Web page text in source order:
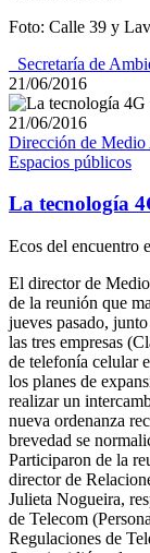
Foto: Calle 39 y
_Secretaría de
21/06/2016
21/06/2016
Dirección de Medio
Espacios públicos
La tecnología
Ecos del encuentro
El director de
de la reunión que
jueves pasado,
las tres empresas
de telefonía celular
los planes de
realizar un
nueva ordenanza
brevedad se
Participaron de la
director de
Julieta Nogueira,
de Telecom
Regulaciones de